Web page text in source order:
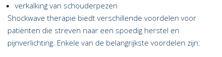
verkalking van schouderpezen
Shockwave therapie biedt verschillende voordelen voor
patiënten die streven naar een spoedig herstel en
pijnverlichting. Enkele van de belangrijkste voordelen zijn: